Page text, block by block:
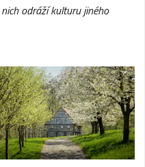
nich odrážíkulturu jiného